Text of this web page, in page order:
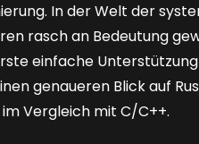
In der Welt der
rasch an Bedeutung
einfache
genaueren Blick auf
Vergleich mit C/C++.